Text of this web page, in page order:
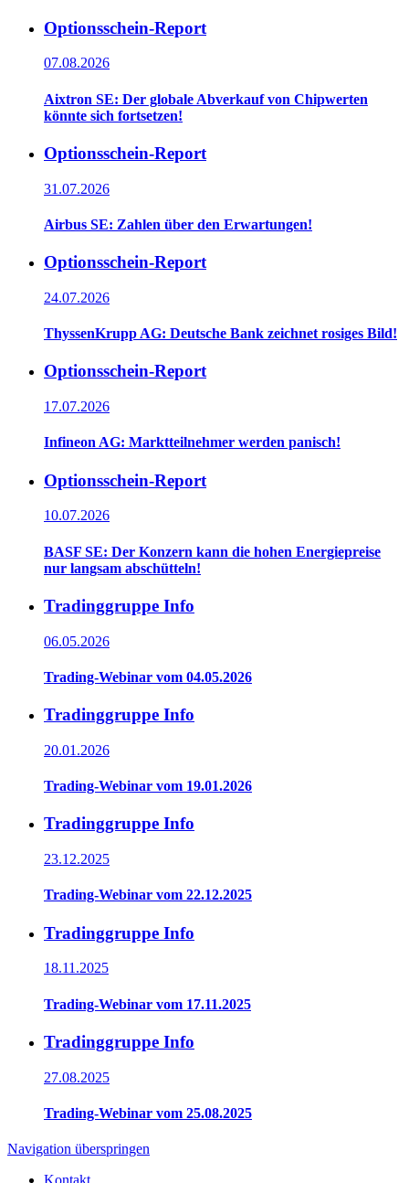
Optionsschein-Report
07.08.2026
Aixtron SE: Der globale Abverkauf von Chipwerten
könnte sich fortsetzen!
Optionsschein-Report
31.07.2026
Airbus SE: Zahlen über den Erwartungen!
Optionsschein-Report
24.07.2026
ThyssenKrupp AG: Deutsche Bank zeichnet rosiges Bild!
Optionsschein-Report
17.07.2026
Infineon AG: Marktteilnehmer werden panisch!
Optionsschein-Report
10.07.2026
BASF SE: Der Konzern kann die hohen Energiepreise
nur langsam abschütteln!
Tradinggruppe Info
06.05.2026
Trading-Webinar vom 04.05.2026
Tradinggruppe Info
20.01.2026
Trading-Webinar vom 19.01.2026
Tradinggruppe Info
23.12.2025
Trading-Webinar vom 22.12.2025
Tradinggruppe Info
18.11.2025
Trading-Webinar vom 17.11.2025
Tradinggruppe Info
27.08.2025
Trading-Webinar vom 25.08.2025
Navigation überspringen
Kontakt